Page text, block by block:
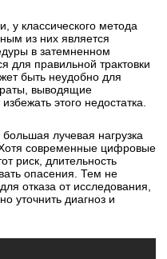
у классического метода
из них является
в затемненном
для правильной трактовки
быть неудобно для
выводящие
этого недостатка.
лучевая нагрузка
современные цифровые
риск, длительность
опасения. Тем не
отказа от исследования,
уточнить диагноз и